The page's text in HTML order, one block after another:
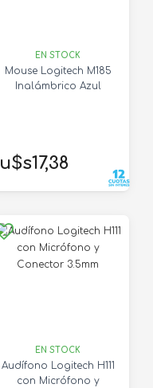
EN STOCK
Mouse Logitech M185
Inalámbrico Azul
u$s17,38
EN STOCK
Audífono Logitech H111
con Micrófono y